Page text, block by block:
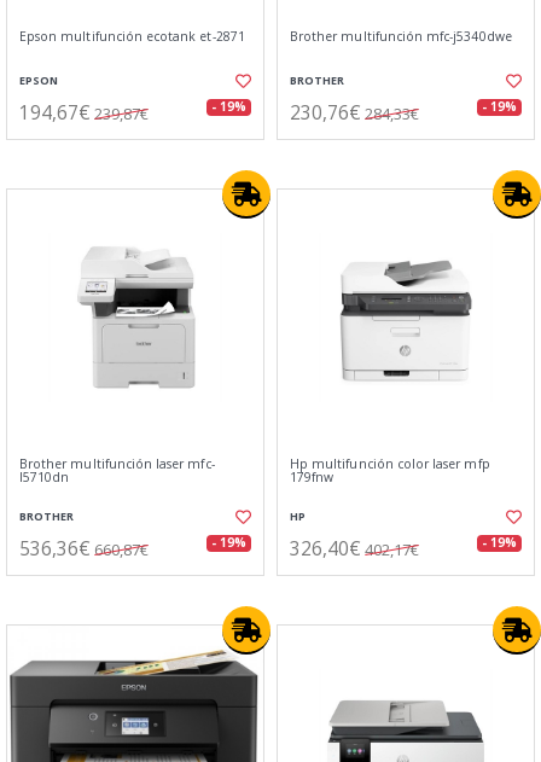
Epson multifunción ecotank et-2871
EPSON
194,67€ 239,87€ - 19%
Brother multifunción mfc-j5340dwe
BROTHER
230,76€ 284,33€ - 19%
Brother multifunción laser mfc-
l5710dn
BROTHER
536,36€ 660,87€ - 19%
Hp multifunción color laser mfp
179fnw
HP
326,40€ 402,17€ - 19%